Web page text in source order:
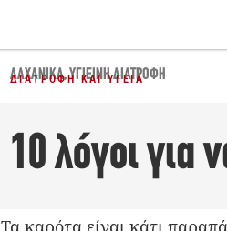
ΛΑΧΑΝΙΚΆ,ΥΓΙΕΙΝΉ ΔΙΑΤΡΟΦΉ
ΔΙΑΤΡΟΦΉ ΚΑΙ ΥΓΕΊΑ
10 λόγοι για
Τα καρότα είναι κάτι